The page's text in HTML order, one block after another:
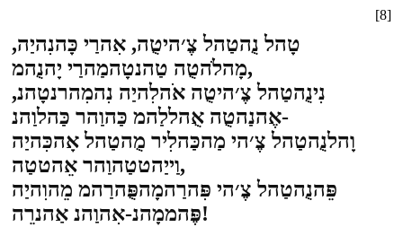
[8]
טָהל נֻהטַהל צֶ׳היטֻה, אִהרַי כָּהנִהיַה,
מָהלֹהטֻה טַהנטָהמַהרַי יָהנֻהמ,
נִינֻהטַהל צֶ׳היטֻה אֹהלִהיַה נִהמִהרנטָהנ,
אֶהנַהטֻה אֻהללַהמ כַּהוַהר כַּהלוַהנ-
וָהלנֻהטַהל צֶ׳הי מַהכַּהלִיר מֻהטַהל אָהכִּהיַה
וַייַהטטַהוַהר אֵהטטַה,
פֵּהנֻהטַהל צֶ׳הי פִּהרַהמָהפֻּהרַהמ מֵהוִהיַה
פֶּהממָהנ-אִהוַהנ אַהנרֵה!